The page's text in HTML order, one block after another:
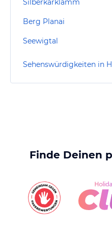
Silberkarklamm
Berg Planai
Seewigtal
Sehenswürdigkeiten in
Finde Deinen